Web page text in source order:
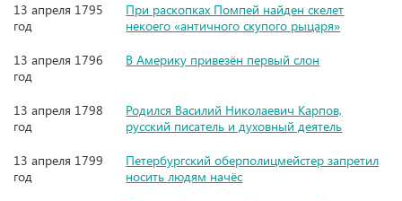
13 апреля 1795
год
При раскопках Помпей найден скелет
некоего «античного скупого рыцаря»
13 апреля 1796
год
В Америку привезён первый слон
13 апреля 1798
год
Родился Василий Николаевич Карпов,
русский писатель и духовный деятель
13 апреля 1799
год
Петербургский оберполицмейстер запретил
носить людям начёс